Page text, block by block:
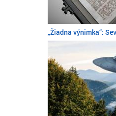
„Žiadna výnimka“: